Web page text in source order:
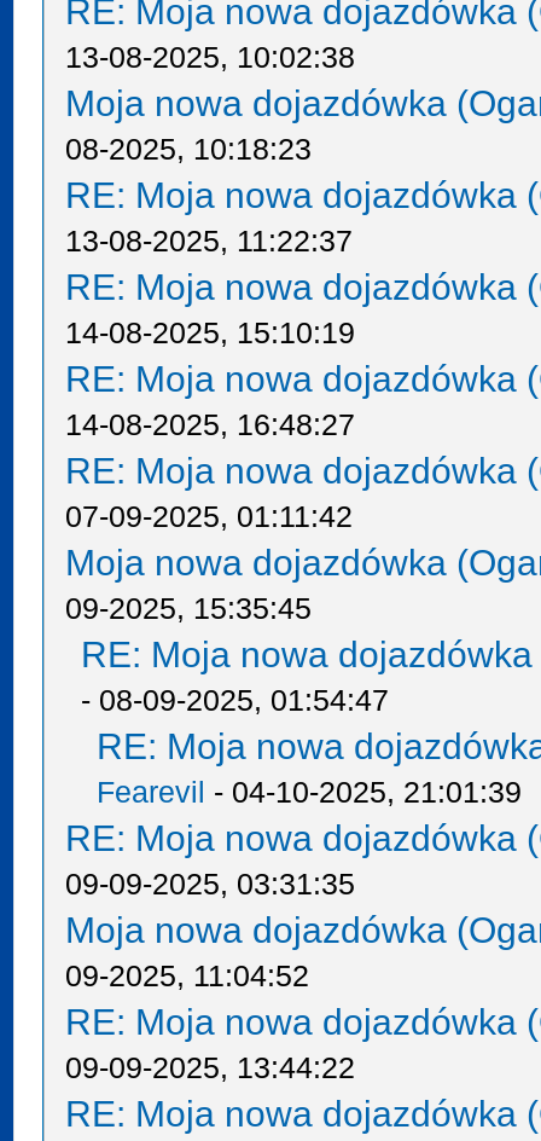
RE: Moja nowa dojazdówka
13-08-2025, 10:02:38
Moja nowa dojazdówka
08-2025, 10:18:23
RE: Moja nowa dojazdówka
13-08-2025, 11:22:37
RE: Moja nowa dojazdówka
14-08-2025, 15:10:19
RE: Moja nowa dojazdówka
14-08-2025, 16:48:27
RE: Moja nowa dojazdówka
07-09-2025, 01:11:42
Moja nowa dojazdówka
09-2025, 15:35:45
RE: Moja nowa
- 08-09-2025, 01:54:47
RE: Moja nowa
Fearevil - 04-10-2025, 21:01:39
RE: Moja nowa dojazdówka
09-09-2025, 03:31:35
Moja nowa dojazdówka
09-2025, 11:04:52
RE: Moja nowa dojazdówka
09-09-2025, 13:44:22
RE: Moja nowa dojazdówka